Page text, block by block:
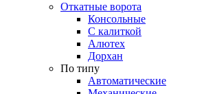
Откатные ворота
Консольные
С калиткой
Алютех
Дорхан
По типу
Автоматические